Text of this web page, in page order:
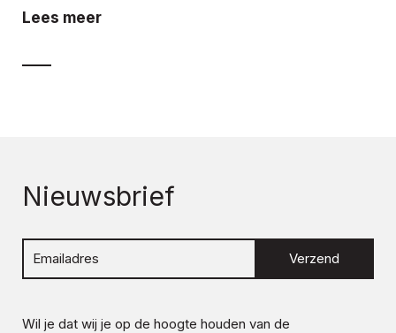
Lees meer
Nieuwsbrief
Verzend
Wil je dat wij je op de hoogte houden van de